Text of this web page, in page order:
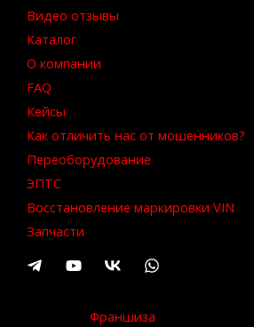
Видео отзывы
Каталог
О компании
FAQ
Кейсы
Как отличить нас от мошенников?
Переоборудование
ЭПТС
Восстановление маркировки VIN
Запчасти
Франшиза